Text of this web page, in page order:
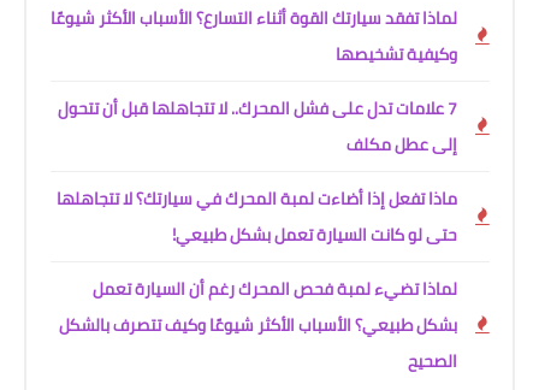
لماذا تفقد سيارتك القوة أثناء التسارع؟ الأسباب الأكثر شيوعًا
وكيفية تشخيصها
7 علامات تدل على فشل المحرك.. لا تتجاهلها قبل أن تتحول
إلى عطل مكلف
ماذا تفعل إذا أضاءت لمبة المحرك في سيارتك؟ لا تتجاهلها
حتى لو كانت السيارة تعمل بشكل طبيعي!
لماذا تضيء لمبة فحص المحرك رغم أن السيارة تعمل
بشكل طبيعي؟ الأسباب الأكثر شيوعًا وكيف تتصرف بالشكل
الصحيح